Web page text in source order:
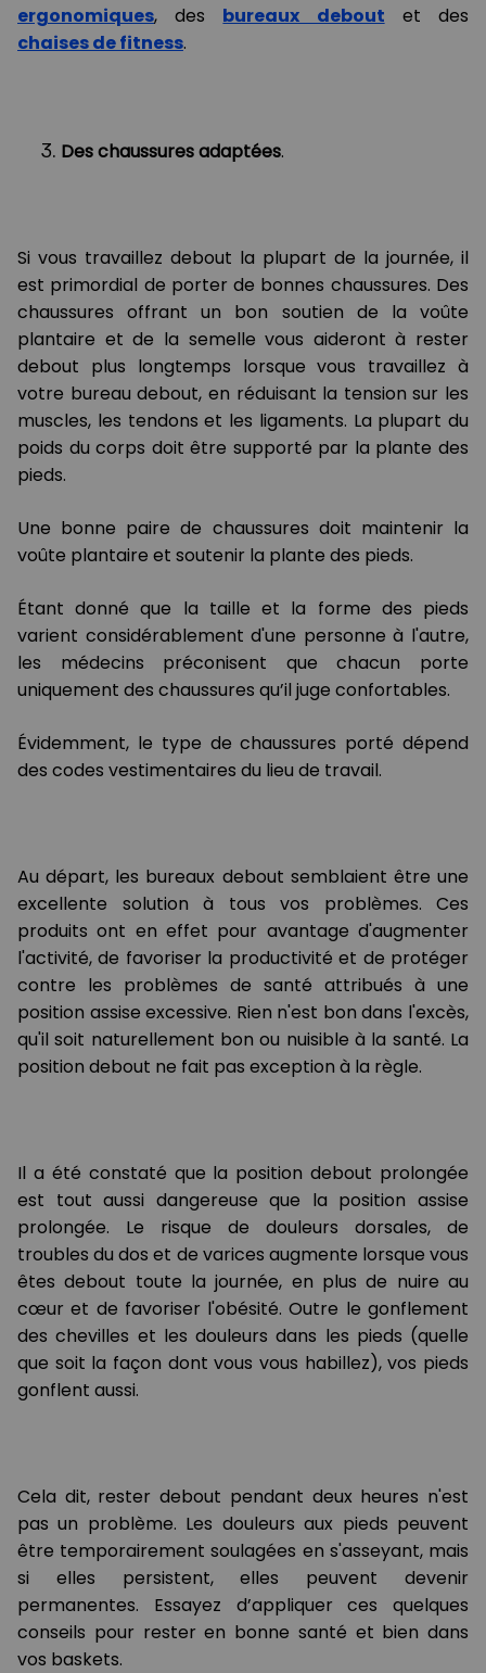
ergonomiques, des bureaux debout et des
chaises de fitness.
Des chaussures adaptées.
Si vous travaillez debout la plupart de la journée, il
est primordial de porter de bonnes chaussures. Des
chaussures offrant un bon soutien de la voûte
plantaire et de la semelle vous aideront à rester
debout plus longtemps lorsque vous travaillez à
votre bureau debout, en réduisant la tension sur les
muscles, les tendons et les ligaments. La plupart du
poids du corps doit être supporté par la plante des
pieds.
Une bonne paire de chaussures doit maintenir la
voûte plantaire et soutenir la plante des pieds.
Étant donné que la taille et la forme des pieds
varient considérablement d'une personne à l'autre,
les médecins préconisent que chacun porte
uniquement des chaussures qu’il juge confortables.
Évidemment, le type de chaussures porté dépend
des codes vestimentaires du lieu de travail.
Au départ, les bureaux debout semblaient être une
excellente solution à tous vos problèmes. Ces
produits ont en effet pour avantage d'augmenter
l'activité, de favoriser la productivité et de protéger
contre les problèmes de santé attribués à une
position assise excessive. Rien n'est bon dans l'excès,
qu'il soit naturellement bon ou nuisible à la santé. La
position debout ne fait pas exception à la règle.
Il a été constaté que la position debout prolongée
est tout aussi dangereuse que la position assise
prolongée. Le risque de douleurs dorsales, de
troubles du dos et de varices augmente lorsque vous
êtes debout toute la journée, en plus de nuire au
cœur et de favoriser l'obésité. Outre le gonflement
des chevilles et les douleurs dans les pieds (quelle
que soit la façon dont vous vous habillez), vos pieds
gonflent aussi.
Cela dit, rester debout pendant deux heures n'est
pas un problème. Les douleurs aux pieds peuvent
être temporairement soulagées en s'asseyant, mais
si elles persistent, elles peuvent devenir
permanentes. Essayez d’appliquer ces quelques
conseils pour rester en bonne santé et bien dans
vos baskets.